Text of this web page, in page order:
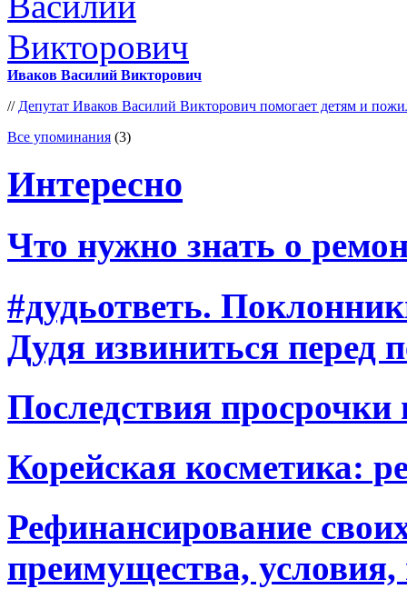
Иваков Василий Викторович
// Депутат Иваков Василий Викторович помогает детям и
Все упоминания (3)
Интересно
Что нужно знать о
#дудьответь.
Дудя извиниться перед
Последствия просрочки
Корейская косметика:
Рефинансирование
преимущества,